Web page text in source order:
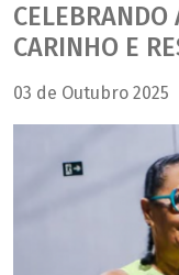
CELEBRANDO
CARINHO E
03 de Outubro 2025